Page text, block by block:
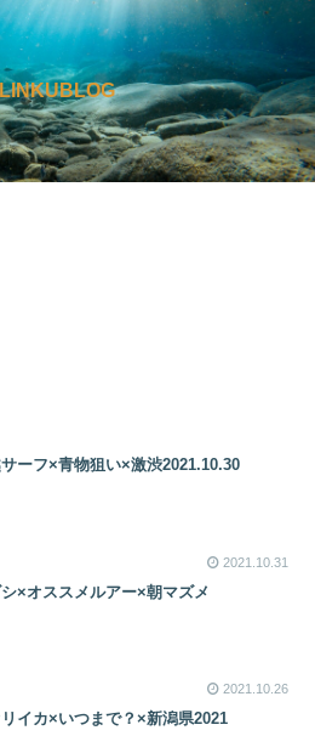
サーフ×青物狙い×激渋2021.10.30
2021.10.31
×オススメルアー×朝マズメ
2021.10.26
イカ×いつまで？×新潟県2021